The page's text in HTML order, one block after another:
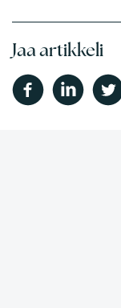
Jaa artikkeli